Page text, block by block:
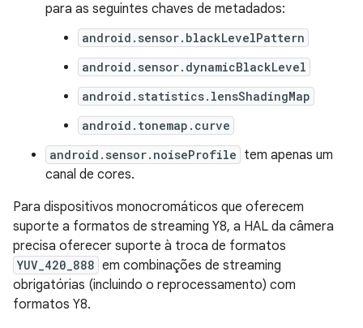
para as seguintes chaves de metadados:
android.sensor.blackLevelPattern
android.sensor.dynamicBlackLevel
android.statistics.lensShadingMap
android.tonemap.curve
android.sensor.noiseProfile tem apenas um
canal de cores.
Para dispositivos monocromáticos que oferecem
suporte a formatos de streaming Y8, a HAL da câmera
precisa oferecer suporte à troca de formatos
YUV_420_888 em combinações de streaming
obrigatórias (incluindo o reprocessamento) com
formatos Y8.